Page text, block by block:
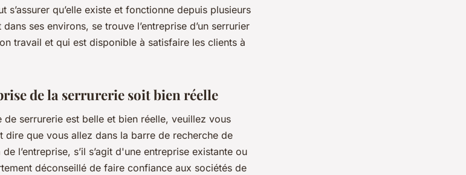
s’assurer qu’elle existe et fonctionne depuis plusieurs
ses environs, se trouve l’entreprise d’un serrurier
travail et qui est disponible à satisfaire les clients à
de la serrurerie soit bien réelle
de serrurerie est belle et bien réelle, veuillez vous
dire que vous allez dans la barre de recherche de
l’entreprise, s’il s’agit d'une entreprise existante ou
déconseillé de faire confiance aux sociétés de